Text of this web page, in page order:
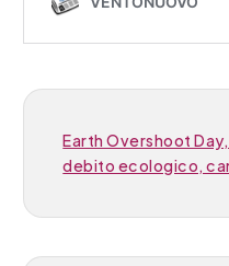
Earth Overshoot
debito ecologico,